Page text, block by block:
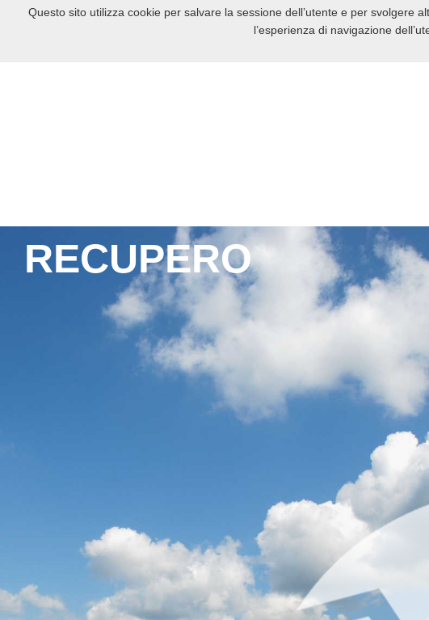
RECUPERO
Questo sito utilizza cookie per salvare la sessione dell’utente e per svolgere
l’esperienza di navigazione